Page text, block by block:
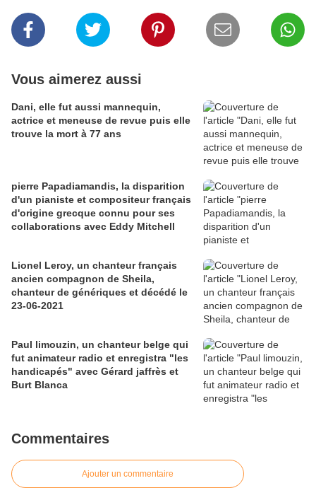
Vous aimerez aussi
Dani, elle fut aussi mannequin,
actrice et meneuse de revue puis elle
trouve la mort à 77 ans
pierre Papadiamandis, la disparition
d'un pianiste et compositeur français
d'origine grecque connu pour ses
collaborations avec Eddy Mitchell
Lionel Leroy, un chanteur français
ancien compagnon de Sheila,
chanteur de génériques et décédé le
23-06-2021
Paul limouzin, un chanteur belge qui
fut animateur radio et enregistra "les
handicapés" avec Gérard jaffrès et
Burt Blanca
Commentaires
Ajouter un commentaire